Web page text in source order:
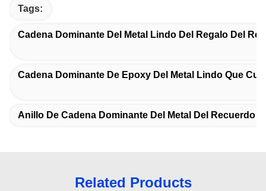
Tags:
Cadena Dominante Del Metal Lindo Del Regalo Del
Cadena Dominante De Epoxy Del Metal Lindo Que
Anillo De Cadena Dominante Del Metal Del Recuerdo
Related Products